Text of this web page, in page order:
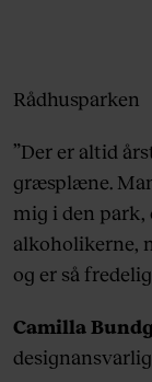
Rådhusparken
”Der er altid
græsplæne.
mig i den park,
alkoholikerne,
og er så
Camilla